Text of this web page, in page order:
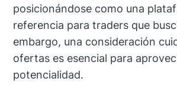
posicionándose como una
referencia para traders que
embargo, una consideración
ofertas es esencial para
potencialidad.